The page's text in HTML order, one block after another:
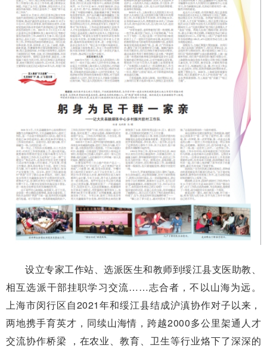
设立专家工作站、选派医生和教师到绥江县支医助教、
相互选派干部挂职学习交流……志合者，不以山海为远。
上海市闵行区自2021年和绥江县结成沪滇协作对子以来，
两地携手育英才，同续山海情，跨越2000多公里架通人才
交流协作桥梁 ，在农业、教育、卫生等行业烙下了深深的